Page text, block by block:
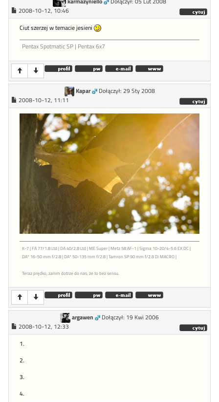
2008-10-12, 10:46
Ciut szerzej w temacie jesieni
Pentax Spotmatic SP | Pentax 6x7
Kapar
Dołączył: 29 Sty 2008
2008-10-12, 11:11
K-7 | FA 77/1.8 Ltd | DA 40/2.8 Ltd | ME Super | Metz 58 AF-1 | Sigma 10-20/4-5.6 EX DC |
DA* 16-50 mm f/2.8 | DA* 50-135 mm f/2.8 | Tamron SP 90 mm f/2.8 Di MACRO |
Teraz prędko, zanim dotrze do nas, że to bez sensu.
argawen
Dołączył: 19 Kwi 2006
2008-10-12, 12:33
1.
2.
3.
4.